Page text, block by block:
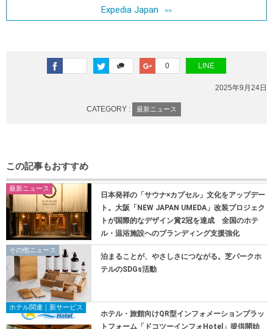
Expedia Japan
0 LINE
2025年9月24日
CATEGORY : 最新ニュース
この記事もおすすめ
最新ニュース
日本発祥の「サウナ×カプセル」文化をアップデー
ト。大阪「NEW JAPAN UMEDA」改装プロジェク
トが国際的なデザイン賞2冠を達成 全国のホテ
ル・温浴施設へのブランディング支援強化
その他ニュース
泊まることが、やさしさにつながる。芝パークホ
テルのSDGs活動
ホテル関連｜新サービス
ホテル・旅館向けQR型インフォメーションプラッ
トフォーム「ドコツーインフォHotel」提供開始